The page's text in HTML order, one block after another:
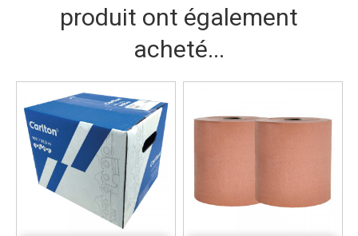
produit ont également
acheté...